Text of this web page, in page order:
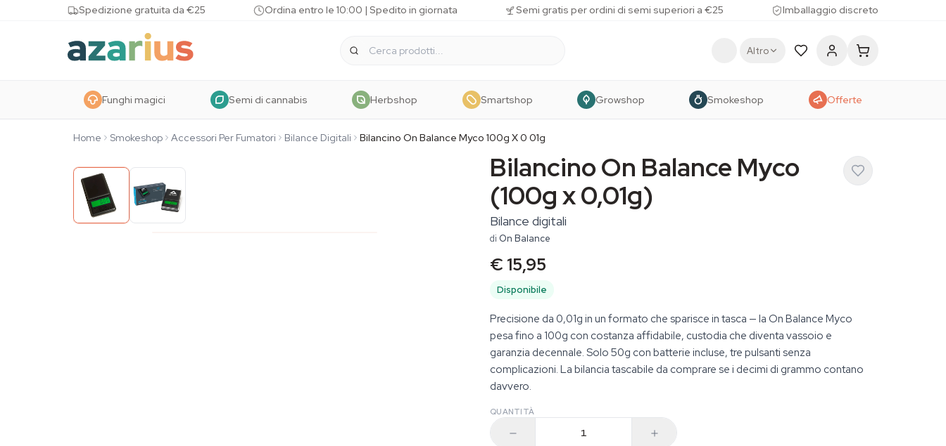
Skip to contentSpedizione gratuita da €25 Ordina entro le 10:00 | Spedito in giornata Semi gratis per ordini di semi superiori a €25 Imballaggio discreto
Altro
Funghi magici Semi di cannabis Herbshop Smartshop Growshop Smokeshop Offerte
Home Smokeshop Accessori Per Fumatori Bilance Digitali Bilancino On Balance Myco 100g X 0 01g
Bilancino On Balance Myco
(100g x 0,01g)
Bilance digitali
di On Balance
€ 15,95
Disponibile
Precisione da 0,01g in un formato che sparisce in tasca — la On Balance Myco
pesa fino a 100g con costanza affidabile, custodia che diventa vassoio e
garanzia decennale. Solo 50g con batterie incluse, tre pulsanti senza
complicazioni. La bilancia tascabile da comprare se i decimi di grammo contano
davvero.
QUANTITÀ